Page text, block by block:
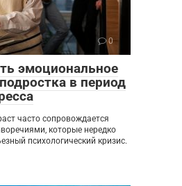
0
эмоциональное
в период
часто сопровождается
которые нередко
психологический кризис.